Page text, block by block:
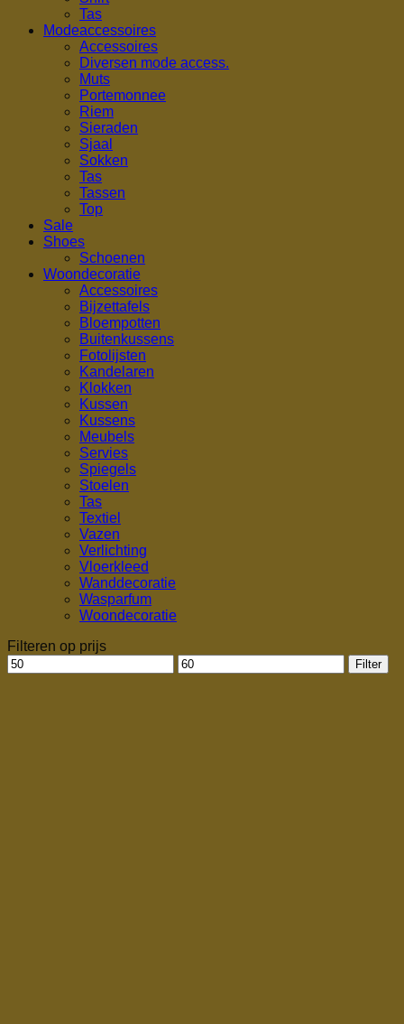
Tas
Modeaccessoires
Accessoires
Diversen mode access.
Muts
Portemonnee
Riem
Sieraden
Sjaal
Sokken
Tas
Tassen
Top
Sale
Shoes
Schoenen
Woondecoratie
Accessoires
Bijzettafels
Bloempotten
Buitenkussens
Fotolijsten
Kandelaren
Klokken
Kussen
Kussens
Meubels
Servies
Spiegels
Stoelen
Tas
Textiel
Vazen
Verlichting
Vloerkleed
Wanddecoratie
Wasparfum
Woondecoratie
Filteren op prijs
Min.
prijs
Max.
prijs
Filter